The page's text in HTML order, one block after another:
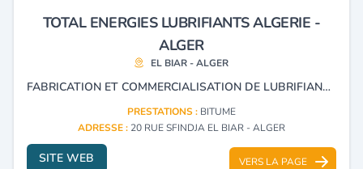
TOTAL ENERGIES LUBRIFIANTS ALGERIE -
ALGER
EL BIAR - ALGER
FABRICATION ET COMMERCIALISATION DE LUBRIFIANTS ET BITUMES.
PRESTATIONS : BITUME
ADRESSE : 20 RUE SFINDJA EL BIAR - ALGER
SITE WEB VERS LA PAGE